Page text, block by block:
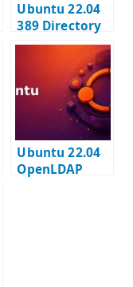
Ubuntu 22.04
389 Directory
Server #4 –
BIND ユーザーと
アクセス制御
Ubuntu 22.04
OpenLDAP